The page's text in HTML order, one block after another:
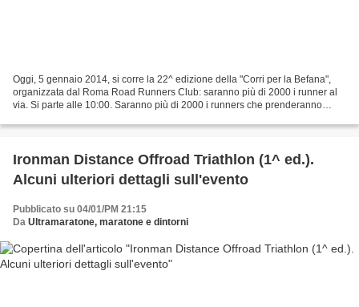
Oggi, 5 gennaio 2014, si corre la 22^ edizione della "Corri per la Befana",
organizzata dal Roma Road Runners Club: saranno più di 2000 i runner al
via. Si parte alle 10:00. Saranno più di 2000 i runners che prenderanno
Ironman Distance Offroad Triathlon (1^ ed.).
Alcuni ulteriori dettagli sull'evento
Pubblicato su 04/01/PM 21:15
Da Ultramaratone, maratone e dintorni